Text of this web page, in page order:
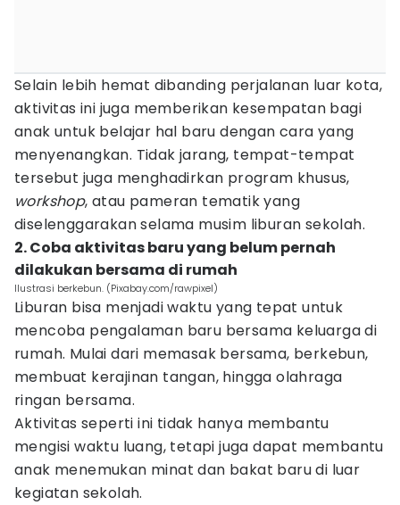
Selain lebih hemat dibanding perjalanan luar kota,
aktivitas ini juga memberikan kesempatan bagi
anak untuk belajar hal baru dengan cara yang
menyenangkan. Tidak jarang, tempat-tempat
tersebut juga menghadirkan program khusus,
workshop, atau pameran tematik yang
diselenggarakan selama musim liburan sekolah.
2. Coba aktivitas baru yang belum pernah
dilakukan bersama di rumah
Ilustrasi berkebun. (Pixabay.com/rawpixel)
Liburan bisa menjadi waktu yang tepat untuk
mencoba pengalaman baru bersama keluarga di
rumah. Mulai dari memasak bersama, berkebun,
membuat kerajinan tangan, hingga olahraga
ringan bersama.
Aktivitas seperti ini tidak hanya membantu
mengisi waktu luang, tetapi juga dapat membantu
anak menemukan minat dan bakat baru di luar
kegiatan sekolah.